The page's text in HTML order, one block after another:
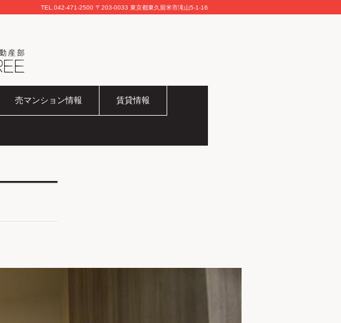
TEL. 042-471-2500 〒203-0033 東京都東久留米市滝山5-1-16
売マンション情報 賃貸情報